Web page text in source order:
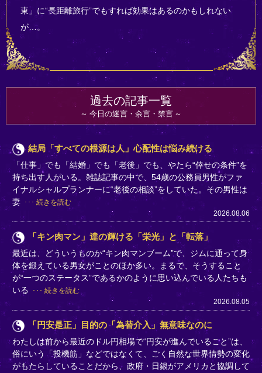
東」に“長距離旅行”でもすれば効果はあるのかもしれない
が…。
過去の記事一覧
今日の迷言・余言・禁言
結局「すべての根源は人」心配性は悩み続ける
「仕事」でも「結婚」でも「老後」でも、やたら“倖せの条件”を
持ち出す人がいる。雑誌記事の中で、54歳の公務員男性がファ
イナルシャルプランナーに“老後の相談”をしていた。その男性は
妻
続きを読む
2026.08.06
「キン肉マン」達の輝ける「栄光」と「転落」
最近は、どういうものか“キン肉マンブーム”で、ジムに通って身
体を鍛えている男女がことのほか多い。まるで、そうすること
が“一つのステータス”であるかのように思い込んでいる人たちも
いる
続きを読む
2026.08.05
「円安是正」目的の「為替介入」無意味なのに
わたしは前から最近のドル円相場で“円安が進んでいること”は、
俗にいう「投機筋」などではなくて、ごく自然な世界情勢の変化
がもたらしていることだから、政府・日銀がアメリカと協調して